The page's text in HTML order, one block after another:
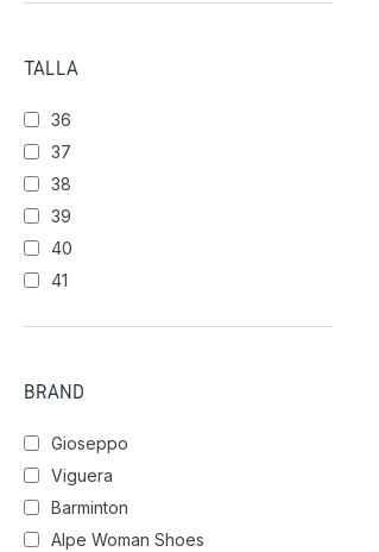
TALLA
36
37
38
39
40
41
BRAND
Gioseppo
Viguera
Barminton
Alpe Woman Shoes